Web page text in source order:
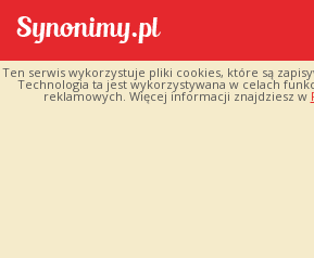
Ten serwis wykorzystuje pliki cookies, które są
Technologia ta jest wykorzystywana w celach
reklamowych. Więcej informacji znajdziesz w